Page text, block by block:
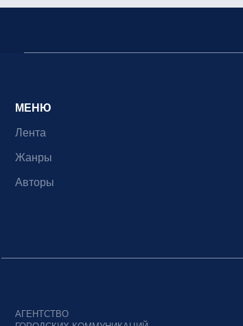
МЕНЮ
Лента
Жанры
Авторы
АГЕНТСТВО